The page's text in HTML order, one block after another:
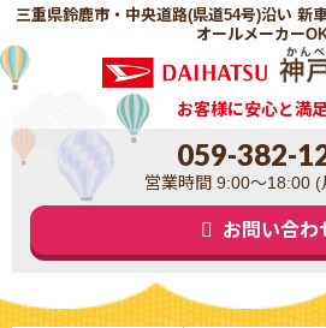
三重県鈴鹿市・中央道路(県道54号)沿い 新
オールメーカーOK
お客様に安心と満
059-382-
営業時間 9:00～18:00 (
お問い合わ